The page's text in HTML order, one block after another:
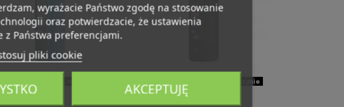
Brak produktu na magazynie
wyrażacie Państwo zgodę na stosowanie
oraz potwierdzacie, że ustawienia
z Państwa preferencjami.
pliki cookie
AKCEPTUJĘ